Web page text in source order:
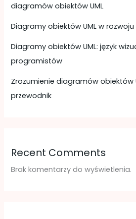
diagramów obiektów UML
Diagramy obiektów UML w
Diagramy obiektów UML: język
programistów
Zrozumienie diagramów obiektów
przewodnik
Recent Comments
Brak komentarzy do wyświetlenia.